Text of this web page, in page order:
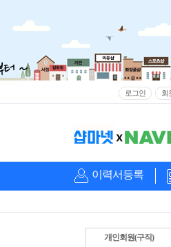
로그인 회
이력서등록
개인회원(구직)